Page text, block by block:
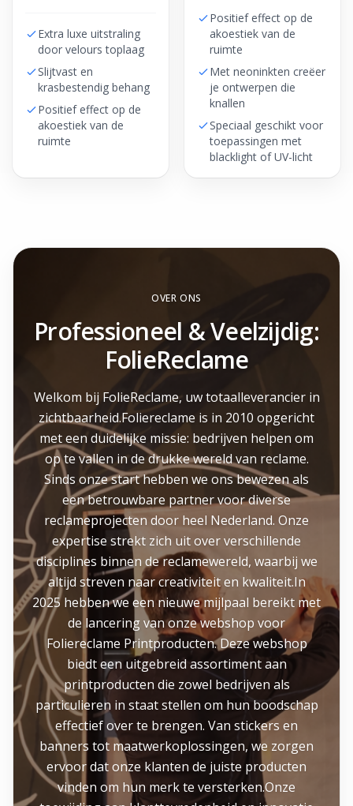
Extra luxe uitstraling
door velours toplaag
Slijtvast en
krasbestendig behang
Positief effect op de
akoestiek van de
ruimte
Positief effect op de
akoestiek van de
ruimte
Met neoninkten creëer
je ontwerpen die
knallen
Speciaal geschikt voor
toepassingen met
blacklight of UV-licht
OVER ONS
Professioneel & Veelzijdig:
FolieReclame
Welkom bij FolieReclame, uw totaalleverancier in
zichtbaarheid.Foliereclame is in 2010 opgericht
met een duidelijke missie: bedrijven helpen om
op te vallen in de drukke wereld van reclame.
Sinds onze start hebben we ons bewezen als
een betrouwbare partner voor diverse
reclameprojecten door heel Nederland. Onze
expertise strekt zich uit over verschillende
disciplines binnen de reclamewereld, waarbij we
altijd streven naar creativiteit en kwaliteit.In
2025 hebben we een nieuwe mijlpaal bereikt met
de lancering van onze webshop voor
Foliereclame Printproducten. Deze webshop
biedt een uitgebreid assortiment aan
printproducten die zowel bedrijven als
particulieren in staat stellen om hun boodschap
effectief over te brengen. Van stickers en
banners tot maatwerkoplossingen, we zorgen
ervoor dat onze klanten de juiste producten
vinden om hun merk te versterken.Onze